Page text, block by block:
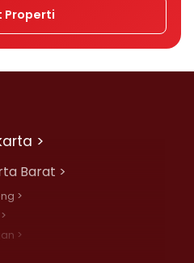
Properti
>
Barat >
>
>